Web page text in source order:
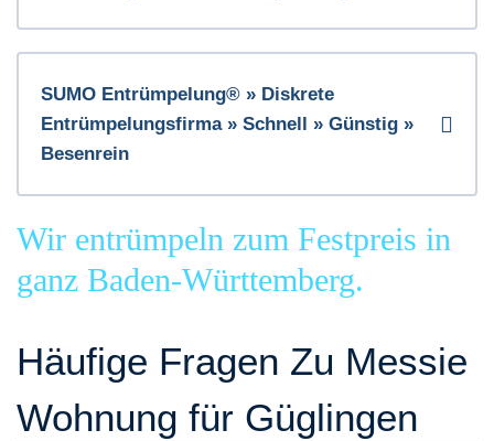
SUMO Entrümpelung® » Diskrete
Entrümpelungsfirma » Schnell » Günstig »
Besenrein
Wir entrümpeln zum Festpreis in
ganz Baden-Württemberg.
Häufige Fragen Zu Messie
Wohnung für Güglingen